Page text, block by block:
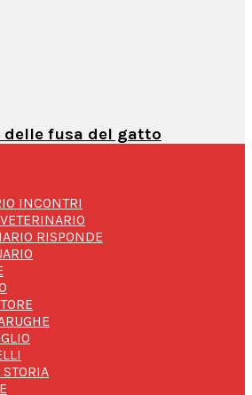
delle fusa del gatto
INCONTRI
RISPONDE
STORIA